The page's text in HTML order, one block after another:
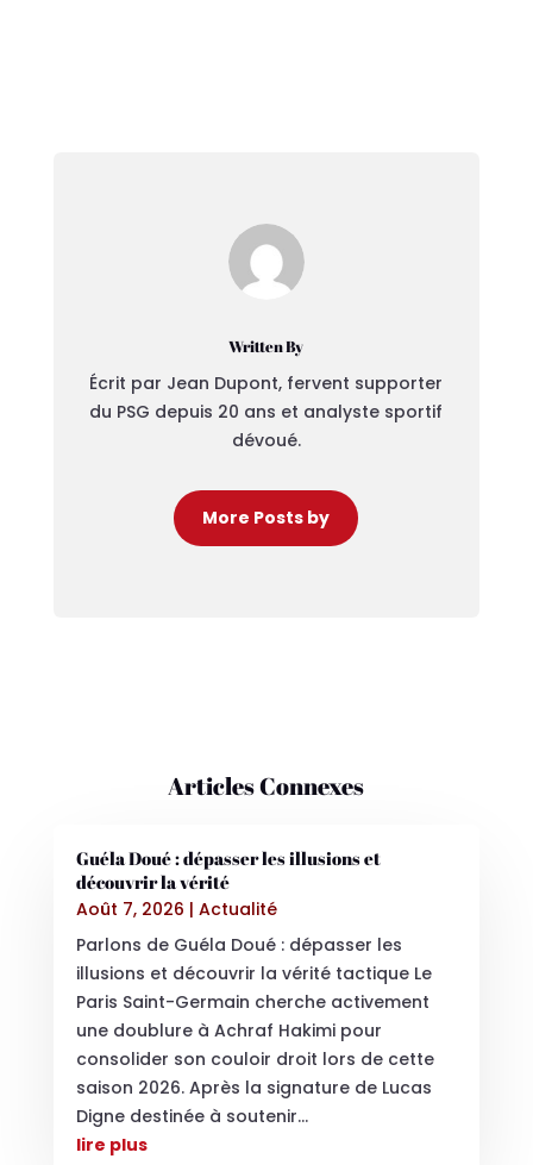
Written By
Écrit par Jean Dupont, fervent supporter
du PSG depuis 20 ans et analyste sportif
dévoué.
More Posts by
Articles Connexes
Guéla Doué : dépasser les illusions et
découvrir la vérité
Août 7, 2026 | Actualité
Parlons de Guéla Doué : dépasser les
illusions et découvrir la vérité tactique Le
Paris Saint-Germain cherche activement
une doublure à Achraf Hakimi pour
consolider son couloir droit lors de cette
saison 2026. Après la signature de Lucas
Digne destinée à soutenir...
lire plus